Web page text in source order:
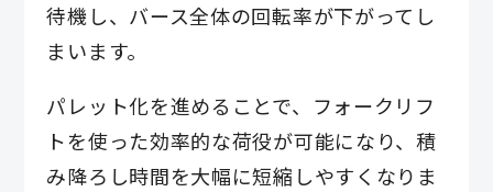
待機し、バース全体の回転率が下がってし
まいます。
パレット化を進めることで、フォークリフ
トを使った効率的な荷役が可能になり、積
み降ろし時間を大幅に短縮しやすくなりま